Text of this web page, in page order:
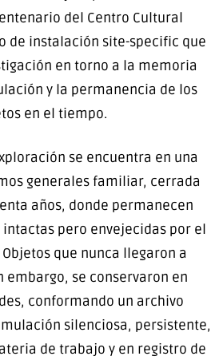
del Centro Cultural
de instalación site-specific que
en torno a la memoria
y la permanencia de los
en el tiempo.
se encuentra en una
generales familiar, cerrada
años, donde permanecen
pero envejecidas por el
que nunca llegaron a
embargo, se conservaron en
conformando un archivo
silenciosa, persistente,
de trabajo y en registro de